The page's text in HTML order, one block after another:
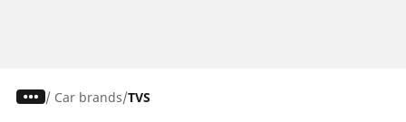
/ Car brands TVS